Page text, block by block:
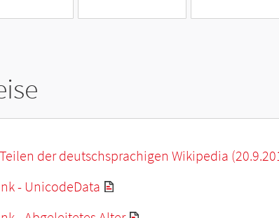
der deutschsprachigen Wikipedia
- UnicodeData